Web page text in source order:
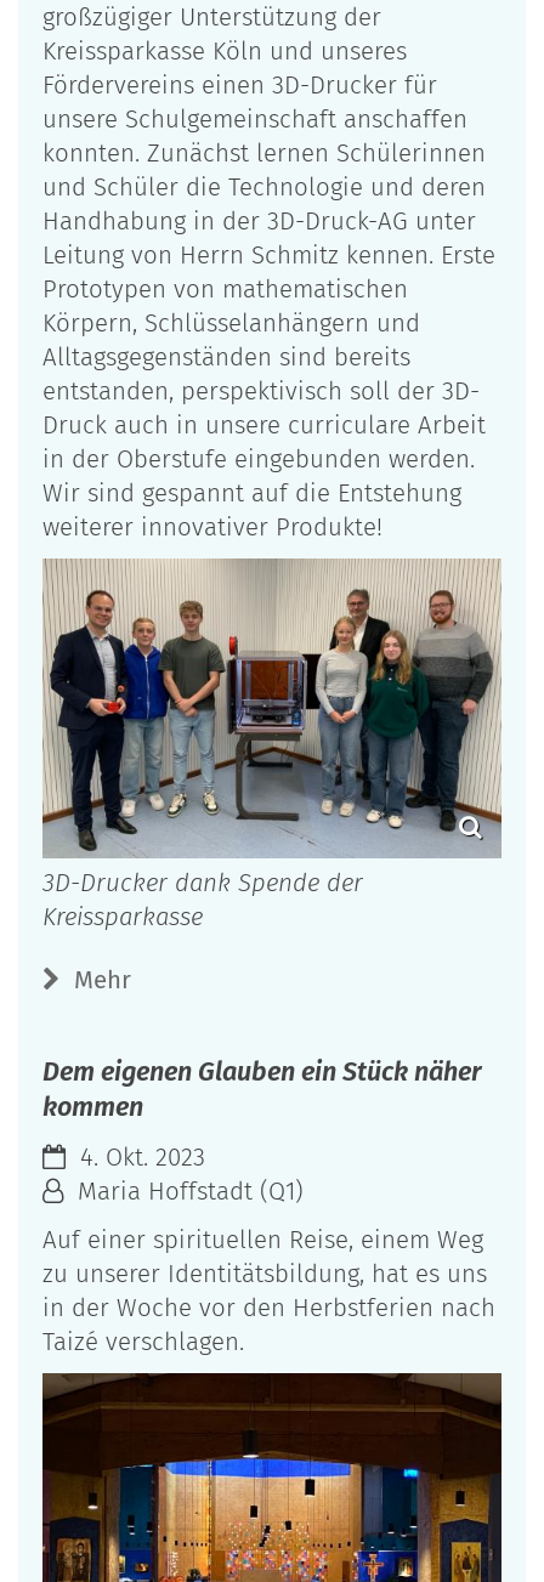
großzügiger Unterstützung der
Kreissparkasse Köln und unseres
Fördervereins einen 3D-Drucker für
unsere Schulgemeinschaft anschaffen
konnten. Zunächst lernen Schülerinnen
und Schüler die Technologie und deren
Handhabung in der 3D-Druck-AG unter
Leitung von Herrn Schmitz kennen. Erste
Prototypen von mathematischen
Körpern, Schlüsselanhängern und
Alltagsgegenständen sind bereits
entstanden, perspektivisch soll der 3D-
Druck auch in unsere curriculare Arbeit
in der Oberstufe eingebunden werden.
Wir sind gespannt auf die Entstehung
weiterer innovativer Produkte!
3D-Drucker dank Spende der
Kreissparkasse
Mehr
Dem eigenen Glauben ein Stück näher
kommen
4. Okt. 2023
Maria Hoffstadt (Q1)
Auf einer spirituellen Reise, einem Weg
zu unserer Identitätsbildung, hat es uns
in der Woche vor den Herbstferien nach
Taizé verschlagen.